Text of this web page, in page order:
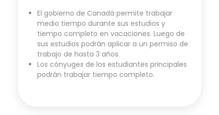
El gobierno de Canadá permite trabajar
medio tiempo durante sus estudios y
tiempo completo en vacaciones. Luego de
sus estudios podrán aplicar a un permiso de
trabajo de hasta 3 años.
Los cónyuges de los estudiantes principales
podrán trabajar tiempo completo.